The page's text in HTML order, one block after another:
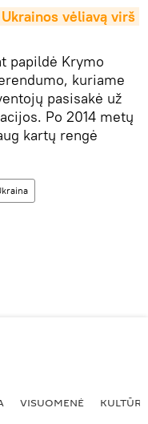
vėliavą virš
papildė Krymo
kuriame
pasisakė už
Po 2014 metų
kartų rengė
VISUOMENĖ KULTŪRA